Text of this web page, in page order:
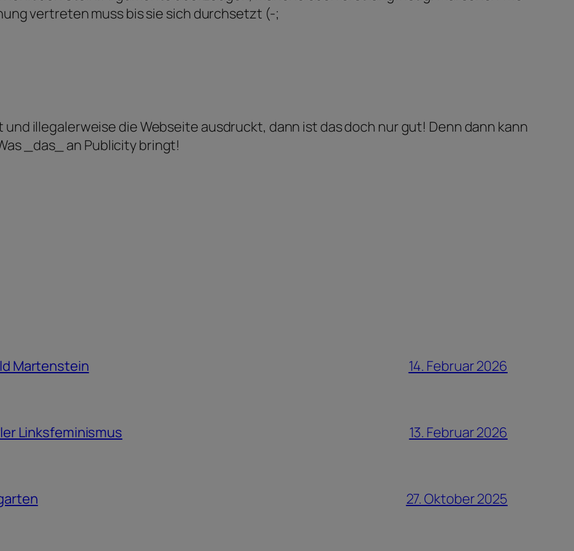
vertreten muss bis sie sich durchsetzt (-;
illegalerweise die Webseite ausdruckt, dann ist das doch nur gut! Denn dann kann
_das_ an Publicity bringt!
Martenstein 14. Februar 2026
Linksfeminismus 13. Februar 2026
27. Oktober 2025